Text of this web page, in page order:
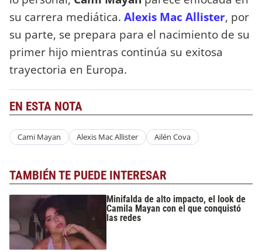
su carrera mediática. Alexis Mac Allister, por
su parte, se prepara para el nacimiento de su
primer hijo mientras continúa su exitosa
trayectoria en Europa.
EN ESTA NOTA
Cami Mayan Alexis Mac Allister Ailén Cova
TAMBIÉN TE PUEDE INTERESAR
Minifalda de alto impacto, el look de
Camila Mayan con el que conquistó
las redes